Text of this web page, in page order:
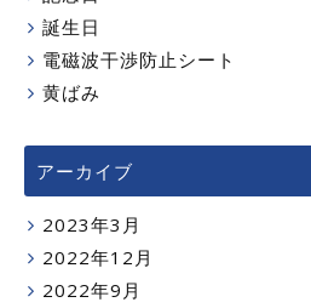
誕生日
電磁波干渉防止シート
黄ばみ
アーカイブ
2023年3月
2022年12月
2022年9月